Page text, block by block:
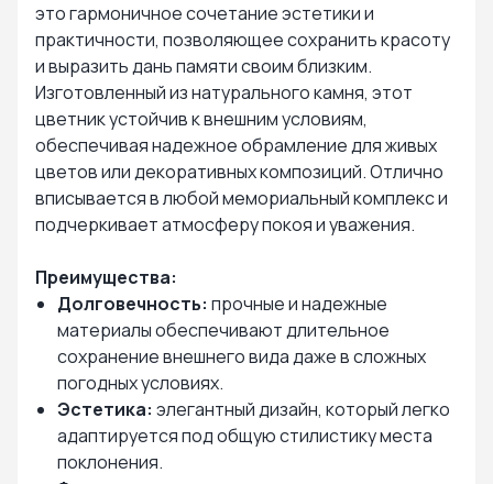
это гармоничное сочетание эстетики и
практичности, позволяющее сохранить красоту
и выразить дань памяти своим близким.
Изготовленный из натурального камня, этот
цветник устойчив к внешним условиям,
обеспечивая надежное обрамление для живых
цветов или декоративных композиций. Отлично
вписывается в любой мемориальный комплекс и
подчеркивает атмосферу покоя и уважения.
Преимущества:
Долговечность: прочные и надежные
материалы обеспечивают длительное
сохранение внешнего вида даже в сложных
погодных условиях.
Эстетика: элегантный дизайн, который легко
адаптируется под общую стилистику места
поклонения.